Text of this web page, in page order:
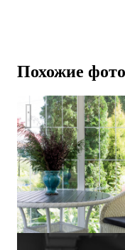
Похожие
Реконструкция